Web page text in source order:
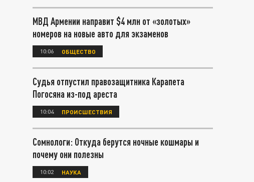
МВД Армении направит $4 млн от «золотых»
номеров на новые авто для экзаменов
10:06 ОБЩЕСТВО
Судья отпустил правозащитника Карапета
Погосяна из-под ареста
10:04 ПРОИСШЕСТВИЯ
Сомнологи: Откуда берутся ночные кошмары и
почему они полезны
10:02 НАУКА